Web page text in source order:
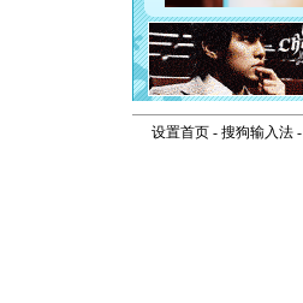
设置首页- 搜狗输入法-